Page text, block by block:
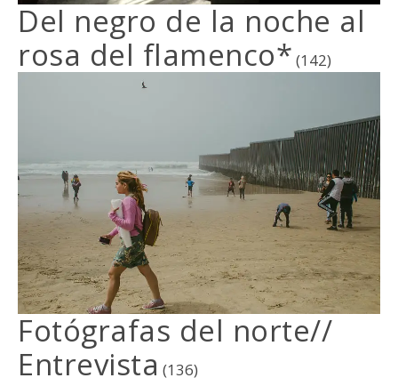
Del negro de la noche al
rosa del flamenco* (142)
Fotógrafas del norte//
Entrevista (136)